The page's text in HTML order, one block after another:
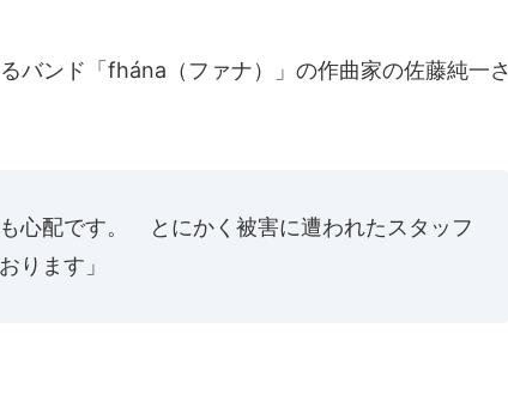
バンド「fhána（ファナ）」の作曲家の佐藤純一さ
も心配です。 とにかく被害に遭われたスタッフ
ります」